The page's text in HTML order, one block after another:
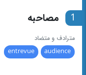
1 مصاحبه
مترادف و متضاد
audience
entrevue